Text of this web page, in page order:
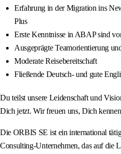
Erfahrung in der Migration ins
Plus
Erste Kenntnisse in ABAP sind
Ausgeprägte Teamorientierung
Moderate Reisebereitschaft
Fließende Deutsch- und gute
Du teilst unsere Leidenschaft und
Dich jetzt. Wir freuen uns, Dich
Die ORBIS SE ist ein international
Consulting-Unternehmen, das auf die